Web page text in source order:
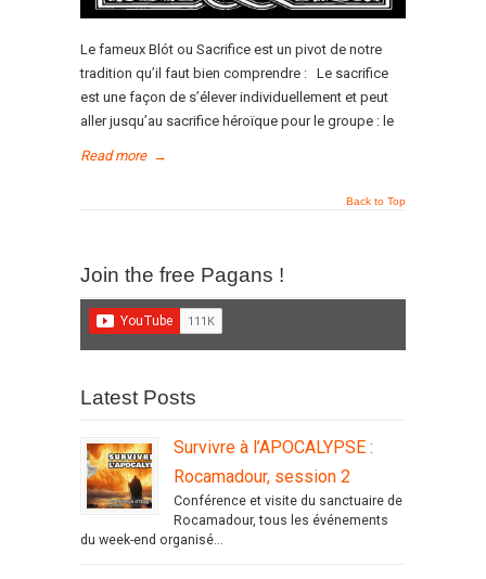
Le fameux Blót ou Sacrifice est un pivot de notre
tradition qu’il faut bien comprendre : Le sacrifice
est une façon de s’élever individuellement et peut
aller jusqu’au sacrifice héroïque pour le groupe : le
Read more →
Back to Top
Join the free Pagans !
Latest Posts
Survivre à l’APOCALYPSE :
Rocamadour, session 2
Conférence et visite du sanctuaire de
Rocamadour, tous les événements
du week-end organisé...